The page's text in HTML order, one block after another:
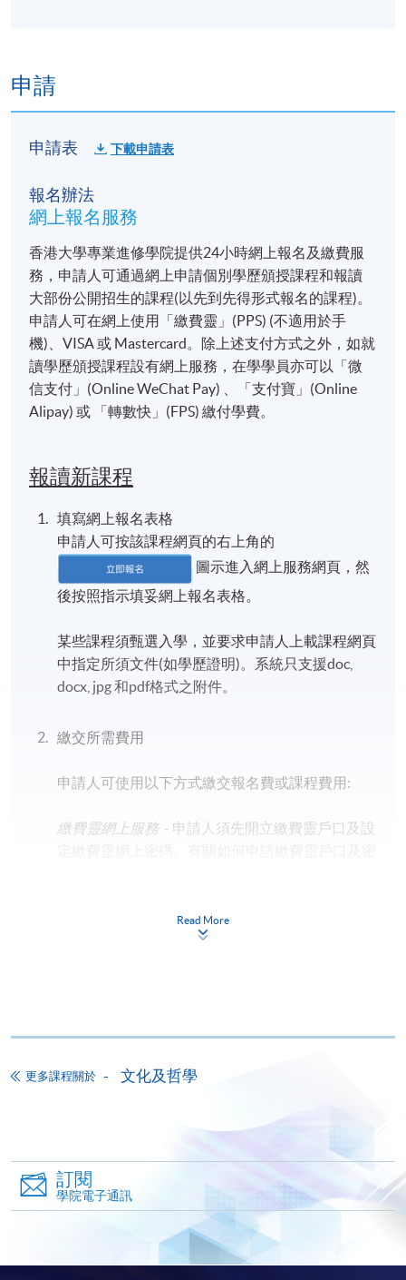
achieve at least 80% attendance of the programme;
and
pass all the assessments
評
核
別
個
人
習
作
依講師授課要求，完成4篇個人習作（每篇300-
影
片
學員分成小組(每組3-5人)，攝錄一條片長約3分鐘
導
賞
以3-5人小組形式進行，學員將隨機抽選指定範圍
行展品介紹演示；另外每人有2分鐘時間應對參觀
證書 (單元 : 慈山寺心靈空間導賞培訓—導賞理論與實習)
開課日期
2026年7月12日
申請
申請表 下載申請表
報名辦法
網上報名服務
香港大學專業進修學院提供24小時網上報名及繳費服
務，申請人可通過網上申請個別學歷頒授課程和報讀
大部份公開招生的課程(以先到先得形式報名的課程)。
申請人可在網上使用「繳費靈」(PPS) (不適用於手
機)、VISA 或 Mastercard。除上述支付方式之外，如就
讀學歷頒授課程設有網上服務，在學學員亦可以「微
信支付」(Online WeChat Pay) 、「支付寶」(Online
Alipay) 或 「轉數快」(FPS) 繳付學費。
報讀新課程
填寫網上報名表格
申請人可按該課程網頁的右上角的
圖示進入網上服務網頁，然
後按照指示填妥網上報名表格。
某些課程須甄選入學，並要求申請人上載課程網頁
中指定所須文件(如學歷證明)。系統只支援doc,
docx, jpg 和pdf格式之附件。
繳交所需費用
申請人可使用以下方式繳交報名費或課程費用:
繳費靈網上服務- 申請人須先開立繳費靈戶口及設
*信用咭網上繳費服務- 申請人可以 VISA 或
Mastercard（包括「香港大學專業進修學院
月免息分期付款優惠，必須親臨本學院設有報名服務的教
短期課程
-個別學歷頒授課程
Read More
更多課程關於 文化及哲學
訂閱
學院電子通訊